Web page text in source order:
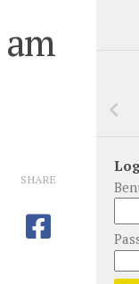
SHARE